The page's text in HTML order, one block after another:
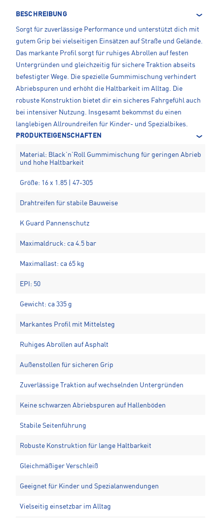
BESCHREIBUNG
Sorgt für zuverlässige Performance und unterstützt dich mit
gutem Grip bei vielseitigen Einsätzen auf Straße und Gelände.
Das markante Profil sorgt für ruhiges Abrollen auf festen
Untergründen und gleichzeitig für sichere Traktion abseits
befestigter Wege. Die spezielle Gummimischung verhindert
Abriebspuren und erhöht die Haltbarkeit im Alltag. Die
robuste Konstruktion bietet dir ein sicheres Fahrgefühl auch
bei intensiver Nutzung. Insgesamt bekommst du einen
langlebigen Allroundreifen für Kinder- und Spezialbikes.
PRODUKTEIGENSCHAFTEN
Material: Black’n’Roll Gummimischung für geringen Abrieb
und hohe Haltbarkeit
Größe: 16 x 1.85 | 47-305
Drahtreifen für stabile Bauweise
K Guard Pannenschutz
Maximaldruck: ca 4.5 bar
Maximallast: ca 65 kg
EPI: 50
Gewicht: ca 335 g
Markantes Profil mit Mittelsteg
Ruhiges Abrollen auf Asphalt
Außenstollen für sicheren Grip
Zuverlässige Traktion auf wechselnden Untergründen
Keine schwarzen Abriebspuren auf Hallenböden
Stabile Seitenführung
Robuste Konstruktion für lange Haltbarkeit
Gleichmäßiger Verschleiß
Geeignet für Kinder und Spezialanwendungen
Vielseitig einsetzbar im Alltag